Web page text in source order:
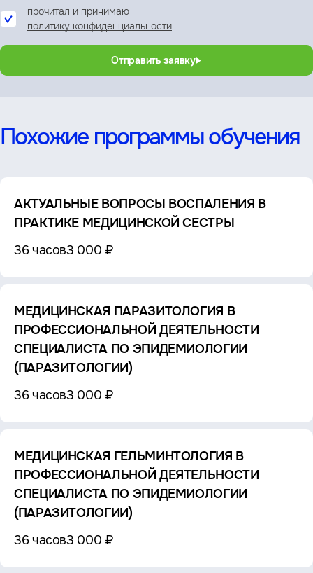
прочитал и принимаю
политику конфиденциальности
Отправить заявку
Похожие программы обучения
АКТУАЛЬНЫЕ ВОПРОСЫ ВОСПАЛЕНИЯ В
ПРАКТИКЕ МЕДИЦИНСКОЙ СЕСТРЫ
36 часов3 000 ₽
МЕДИЦИНСКАЯ ПАРАЗИТОЛОГИЯ В
ПРОФЕССИОНАЛЬНОЙ ДЕЯТЕЛЬНОСТИ
СПЕЦИАЛИСТА ПО ЭПИДЕМИОЛОГИИ
(ПАРАЗИТОЛОГИИ)
36 часов3 000 ₽
МЕДИЦИНСКАЯ ГЕЛЬМИНТОЛОГИЯ В
ПРОФЕССИОНАЛЬНОЙ ДЕЯТЕЛЬНОСТИ
СПЕЦИАЛИСТА ПО ЭПИДЕМИОЛОГИИ
(ПАРАЗИТОЛОГИИ)
36 часов3 000 ₽